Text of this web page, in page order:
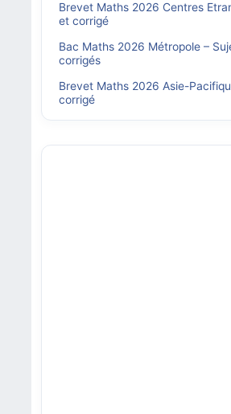
Brevet Maths 2026 Centres
et corrigé
Bac Maths 2026 Métropole –
corrigés
Brevet Maths 2026 Asie-
corrigé